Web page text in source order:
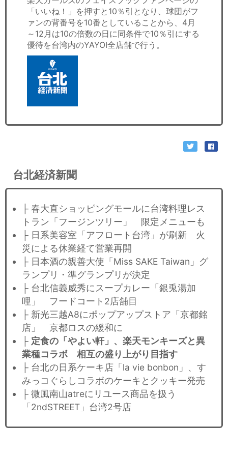
「いいね！」を押すと10％引となり、球団がフ
ァンの背番号を10番としていることから、4月
～12月は10の倍数の日に同条件で10％引にする
優待を台湾内のYAYOI全店舗で行う。
台北経済新聞
├ 春大直ショッピングモールに台湾料理レス
トラン「フージンツリー」 限定メニューも
├ 日系美容室「アフロート台湾」が刷新 火
災による休業経て営業再開
├ 日本酒の親善大使「Miss SAKE Taiwan」グ
ランプリ・準グランプリが決定
├ 台北信義威秀にスープカレー「銀兎湯加
哩」 フードコート2店舗目
├ 新光三越A8にポップアップストア「京都銘
店」 京都ロスの緩和に
├ 定食の「やよい軒」、楽天モンキーズと異
業種コラボ 相互の盛り上がり目指す
├ 台北の日系ケーキ店「la vie bonbon」、す
みっコぐらしコラボのケーキとクッキー発売
├ 微風南山atreにリユース商品を扱う
「2ndSTREET」台湾2号店